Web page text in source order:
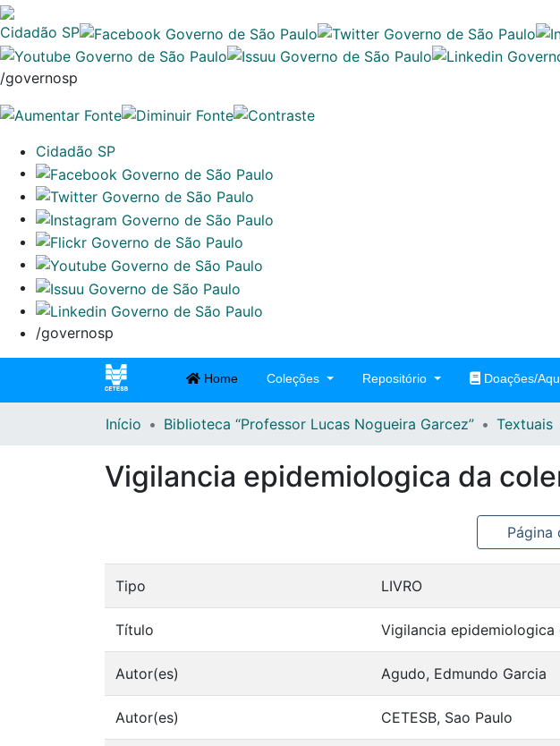
Cidadão SP
/governosp
Cidadão SP
/governosp
Home Coleções Repositório Doações/
Início Biblioteca “Professor Lucas Nogueira Garcez” Textuais
Vigilancia epidemiologica da
Página
Tipo LIVRO
Título Vigilancia epidemiologica
Autor(es) Agudo, Edmundo Garcia
Autor(es) CETESB, Sao Paulo